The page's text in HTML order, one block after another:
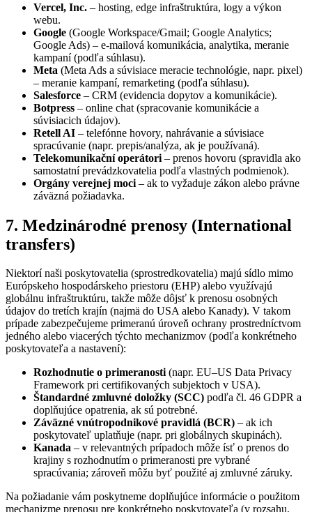
Vercel, Inc. – hosting, edge infraštruktúra, logy a výkon
webu.
Google (Google Workspace/Gmail; Google Analytics;
Google Ads) – e-mailová komunikácia, analytika, meranie
kampaní (podľa súhlasu).
Meta (Meta Ads a súvisiace meracie technológie, napr. pixel)
– meranie kampaní, remarketing (podľa súhlasu).
Salesforce – CRM (evidencia dopytov a komunikácie).
Botpress – online chat (spracovanie komunikácie a
súvisiacich údajov).
Retell AI – telefónne hovory, nahrávanie a súvisiace
spracúvanie (napr. prepis/analýza, ak je používaná).
Telekomunikační operátori – prenos hovoru (spravidla ako
samostatní prevádzkovatelia podľa vlastných podmienok).
Orgány verejnej moci – ak to vyžaduje zákon alebo právne
záväzná požiadavka.
7. Medzinárodné prenosy (International
transfers)
Niektorí naši poskytovatelia (sprostredkovatelia) majú sídlo mimo
Európskeho hospodárskeho priestoru (EHP) alebo využívajú
globálnu infraštruktúru, takže môže dôjsť k prenosu osobných
údajov do tretích krajín (najmä do USA alebo Kanady). V takom
prípade zabezpečujeme primeranú úroveň ochrany prostredníctvom
jedného alebo viacerých týchto mechanizmov (podľa konkrétneho
poskytovateľa a nastavení):
Rozhodnutie o primeranosti(napr. EU–US Data Privacy
Framework pri certifikovaných subjektoch v USA).
Štandardné zmluvné doložky (SCC) podľa čl. 46 GDPR a
doplňujúce opatrenia, ak sú potrebné.
Záväzné vnútropodnikové pravidlá (BCR) – ak ich
poskytovateľ uplatňuje (napr. pri globálnych skupinách).
Kanada – v relevantných prípadoch môže ísť o prenos do
krajiny s rozhodnutím o primeranosti pre vybrané
spracúvania; zároveň môžu byť použité aj zmluvné záruky.
Na požiadanie vám poskytneme doplňujúce informácie o použitom
mechanizme prenosu pre konkrétneho poskytovateľa (v rozsahu,